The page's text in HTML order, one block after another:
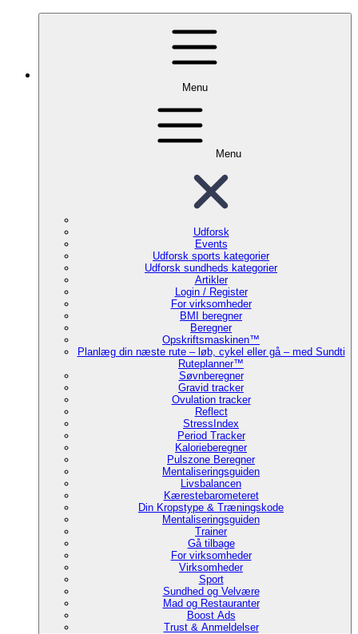
Menu
Menu
Udforsk
Events
Udforsk sports kategorier
Udforsk sundheds kategorier
Artikler
Login / Register
For virksomheder
BMI beregner
Beregner
Opskriftsmaskinen™
Planlæg din næste rute – løb, cykel eller gå – med Sundti
Ruteplanner™
Søvnberegner
Gravid tracker
Ovulation tracker
Reflect
StressIndex
Period Tracker
Kalorieberegner
Pulszone Beregner
Mentaliseringsguiden
Livsbalancen
Kærestebarometeret
Din Kropstype & Træningskode
Mentaliseringsguiden
Trainer
Gå tilbage
For virksomheder
Virksomheder
Sport
Sundhed og Velvære
Mad og Restauranter
Boost Ads
Trust & Anmeldelser